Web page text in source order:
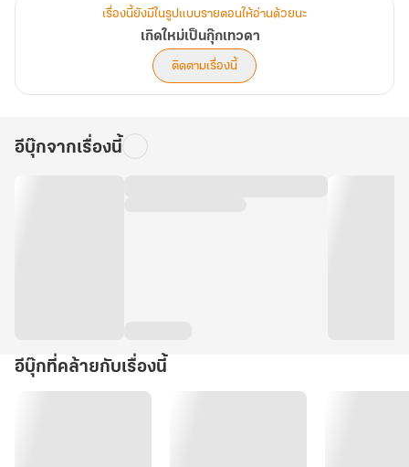
เรื่องนี้ยังมีในรูปแบบรายตอนให้อ่านด้วยนะ
เกิดใหม่เป็นกุ๊กเทวดา
ติดตามเรื่องนี้
อีบุ๊กจากเรื่องนี้
อีบุ๊กที่คล้ายกับเรื่องนี้